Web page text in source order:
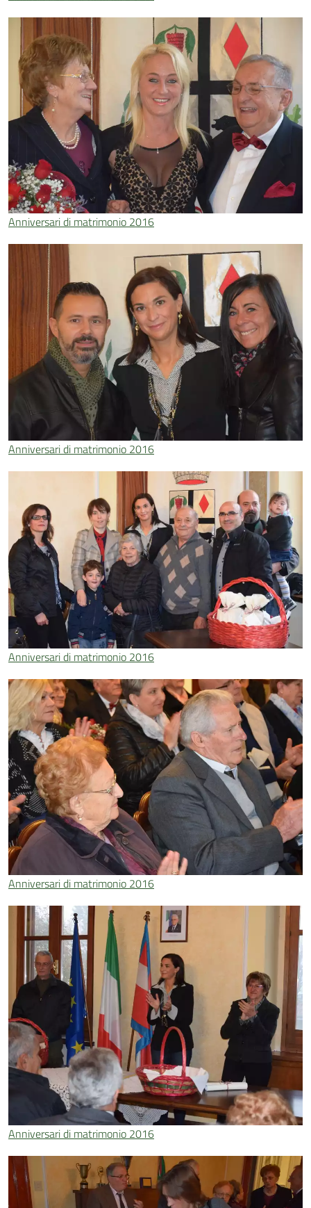
Anniversari di matrimonio 2016
Anniversari di matrimonio 2016
Anniversari di matrimonio 2016
Anniversari di matrimonio 2016
Anniversari di matrimonio 2016